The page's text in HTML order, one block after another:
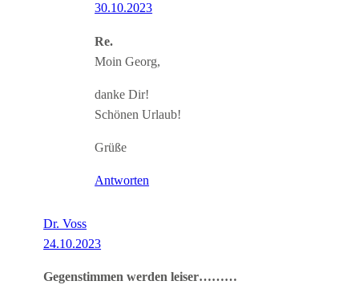
30.10.2023
Re.
Moin Georg,
danke Dir!
Schönen Urlaub!
Grüße
Antworten
Dr. Voss
24.10.2023
Gegenstimmen werden leiser………